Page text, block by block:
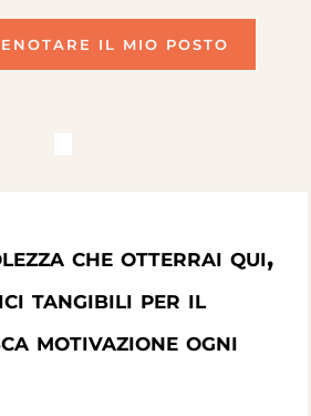
IL MIO POSTO
che otterrai qui,
tangibili per il
motivazione ogni